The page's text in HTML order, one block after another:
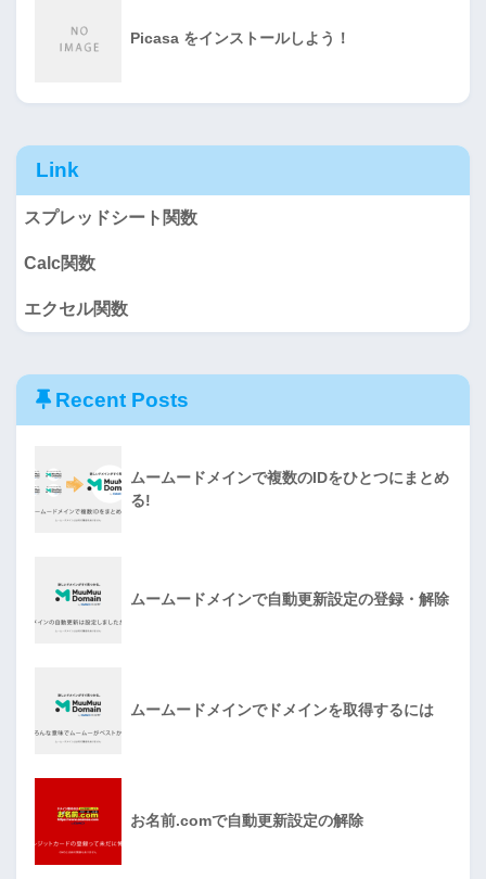
Picasa をインストールしよう！
Link
スプレッドシート関数
Calc関数
エクセル関数
Recent Posts
ムームードメインで複数のIDをひとつにまとめ
る!
ムームードメインで自動更新設定の登録・解除
ムームードメインでドメインを取得するには
お名前.comで自動更新設定の解除